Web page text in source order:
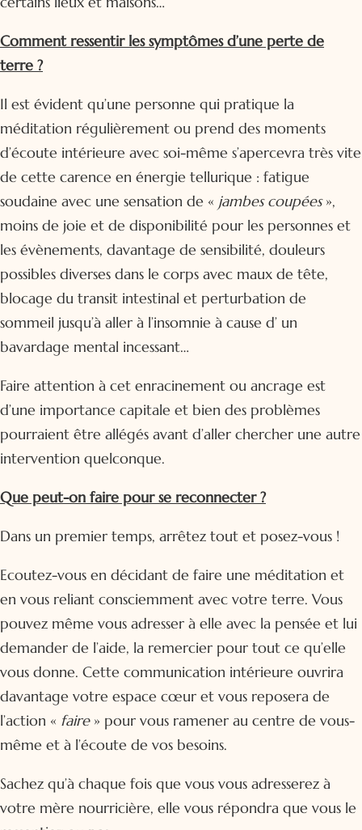
Comment ressentir les symptômes d’une perte de
terre ?
Il est évident qu’une personne qui pratique la
méditation régulièrement ou prend des moments
d’écoute intérieure avec soi-même s’apercevra très vite
de cette carence en énergie tellurique : fatigue
soudaine avec une sensation de « jambes coupées»,
moins de joie et de disponibilité pour les personnes et
les évènements, davantage de sensibilité, douleurs
possibles diverses dans le corps avec maux de tête,
blocage du transit intestinal et perturbation de
sommeil jusqu’à aller à l’insomnie à cause d’ un
bavardage mental incessant…
Faire attention à cet enracinement ou ancrage est
d’une importance capitale et bien des problèmes
pourraient être allégés avant d’aller chercher une autre
intervention quelconque.
Que peut-on faire pour se reconnecter ?
Dans un premier temps, arrêtez tout et posez-vous !
Ecoutez-vous en décidant de faire une méditation et
en vous reliant consciemment avec votre terre. Vous
pouvez même vous adresser à elle avec la pensée et lui
demander de l’aide, la remercier pour tout ce qu’elle
vous donne. Cette communication intérieure ouvrira
davantage votre espace cœur et vous reposera de
l’action « faire» pour vous ramener au centre de vous-
même et à l’écoute de vos besoins.
Sachez qu’à chaque fois que vous vous adresserez à
votre mère nourricière, elle vous répondra que vous le